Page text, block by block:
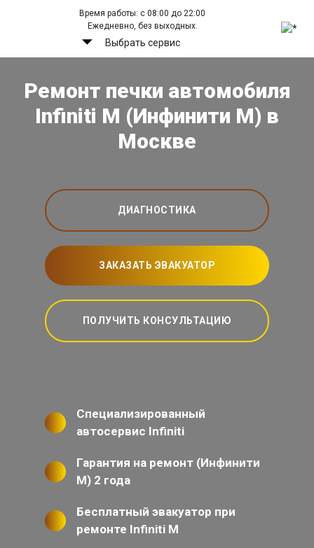
Время работы: с 08:00 до 22:00
Ежедневно, без выходных.
Выбрать сервис
Ремонт печки автомобиля
Infiniti M (Инфинити М) в
Москве
ДИАГНОСТИКА
ЗАКАЗАТЬ ЭВАКУАТОР
ПОЛУЧИТЬ КОНСУЛЬТАЦИЮ
Специализированный
автосервис Infiniti
Гарантия на ремонт (Инфинити
М) 2 года
Бесплатный эвакуатор при
ремонте Infiniti M